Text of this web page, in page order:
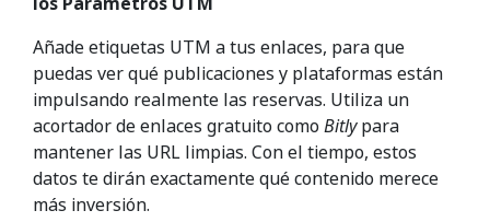
Añade etiquetas UTM a tus enlaces, para que
puedas ver qué publicaciones y plataformas están
impulsando realmente las reservas. Utiliza un
acortador de enlaces gratuito comoBitlypara
mantener las URL limpias. Con el tiempo, estos
datos te dirán exactamente qué contenido merece
más inversión.